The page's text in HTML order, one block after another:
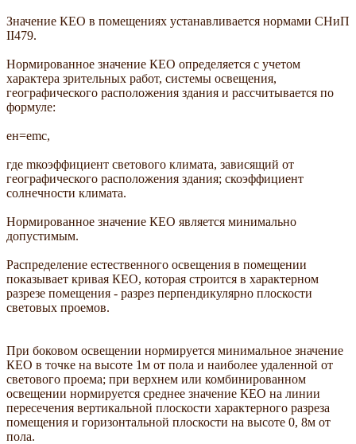
Значение КЕО в помещениях устанавливается нормами СНиП
II479.
Нормированное значение КЕО определяется с учетом
характера зрительных работ, системы освещения,
географического расположения здания и рассчитывается по
формуле:
eн=emc,
где mкоэффициент светового климата, зависящий от
географического расположения здания; cкоэффициент
солнечности климата.
Нормированное значение КЕО является минимально
допустимым.
Распределение естественного освещения в помещении
показывает кривая КЕО, которая строится в характерном
разрезе помещения - разрез перпендикулярно плоскости
световых проемов.
При боковом освещении нормируется минимальное значение
КЕО в точке на высоте 1м от пола и наиболее удаленной от
светового проема; при верхнем или комбинированном
освещении нормируется среднее значение КЕО на линии
пересечения вертикальной плоскости характерного разреза
помещения и горизонтальной плоскости на высоте 0, 8м от
пола.